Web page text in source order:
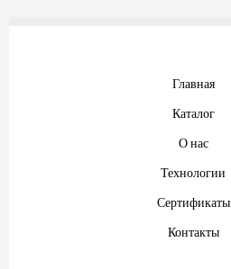
Главная
Каталог
О нас
Технологии
Сертификаты
Контакты